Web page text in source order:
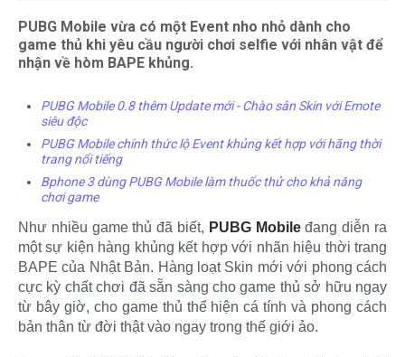
PUBG Mobile vừa có một Event nho nhỏ dành cho
game thủ khi yêu cầu người chơi selfie với nhân vật để
nhận về hòm BAPE khủng.
PUBG Mobile 0.8 thêm Update mới - Chào sân Skin với Emote
siêu độc
PUBG Mobile chính thức lộ Event khủng kết hợp với hãng thời
trang nổi tiếng
Bphone 3 dùng PUBG Mobile làm thuốc thử cho khả năng
chơi game
Như nhiều game thủ đã biết, PUBG Mobileđang diễn ra
một sự kiện hàng khủng kết hợp với nhãn hiệu thời trang
BAPE của Nhật Bản. Hàng loạt Skin mới với phong cách
cực kỳ chất chơi đã sẵn sàng cho game thủ sở hữu ngay
từ bây giờ, cho game thủ thể hiện cá tính và phong cách
bản thân từ đời thật vào ngay trong thế giới ảo.